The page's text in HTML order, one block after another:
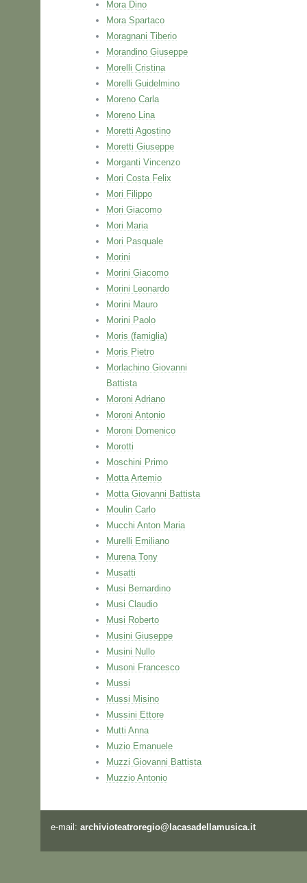
Mora Dino
Mora Spartaco
Moragnani Tiberio
Morandino Giuseppe
Morelli Cristina
Morelli Guidelmino
Moreno Carla
Moreno Lina
Moretti Agostino
Moretti Giuseppe
Morganti Vincenzo
Mori Costa Felix
Mori Filippo
Mori Giacomo
Mori Maria
Mori Pasquale
Morini
Morini Giacomo
Morini Leonardo
Morini Mauro
Morini Paolo
Moris (famiglia)
Moris Pietro
Morlachino Giovanni
Battista
Moroni Adriano
Moroni Antonio
Moroni Domenico
Morotti
Moschini Primo
Motta Artemio
Motta Giovanni Battista
Moulin Carlo
Mucchi Anton Maria
Murelli Emiliano
Murena Tony
Musatti
Musi Bernardino
Musi Claudio
Musi Roberto
Musini Giuseppe
Musini Nullo
Musoni Francesco
Mussi
Mussi Misino
Mussini Ettore
Mutti Anna
Muzio Emanuele
Muzzi Giovanni Battista
Muzzio Antonio
e-mail: archivioteatroregio@lacasadellamusica.it